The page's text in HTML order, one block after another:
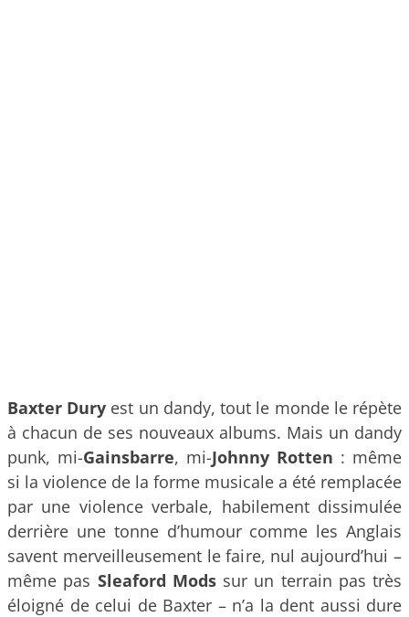
Baxter Dury est un dandy, tout le monde le répète
à chacun de ses nouveaux albums. Mais un dandy
punk, mi-Gainsbarre, mi-Johnny Rotten : même
si la violence de la forme musicale a été remplacée
par une violence verbale, habilement dissimulée
derrière une tonne d’humour comme les Anglais
savent merveilleusement le faire, nul aujourd’hui –
même pas Sleaford Modssur un terrain pas très
éloigné de celui de Baxter – n’a la dent aussi dure